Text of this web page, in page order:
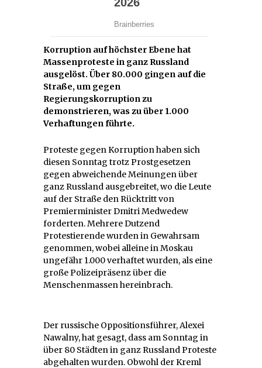
Korruption auf höchster Ebene hat
Massenproteste in ganz Russland
ausgelöst. Über 80.000 gingen auf die
Straße, um gegen
Regierungskorruption zu
demonstrieren, was zu über 1.000
Verhaftungen führte.
Proteste gegen Korruption haben sich
diesen Sonntag trotz Prostgesetzen
gegen abweichende Meinungen über
ganz Russland ausgebreitet, wo die Leute
auf der Straße den Rücktritt von
Premierminister Dmitri Medwedew
forderten. Mehrere Dutzend
Protestierende wurden in Gewahrsam
genommen, wobei alleine in Moskau
ungefähr 1.000 verhaftet wurden, als eine
große Polizeipräsenz über die
Menschenmassen hereinbrach.
Der russische Oppositionsführer, Alexei
Nawalny, hat gesagt, dass am Sonntag in
über 80 Städten in ganz Russland Proteste
abgehalten wurden. Obwohl der Kreml